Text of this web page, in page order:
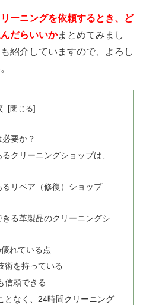
ーニングを依頼するとき、ど
だらいいかまとめてみまし
紹介していますので、よろし
要か？
クリーニングショップは、
リペア（修復）ショップ
る革製品のクリーニングシ
れている点
術を持っている
信頼できる
となく、24時間クリーニング